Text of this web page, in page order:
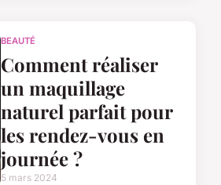
BEAUTÉ
Comment réaliser
un maquillage
naturel parfait pour
les rendez-vous en
journée ?
5 mars 2024